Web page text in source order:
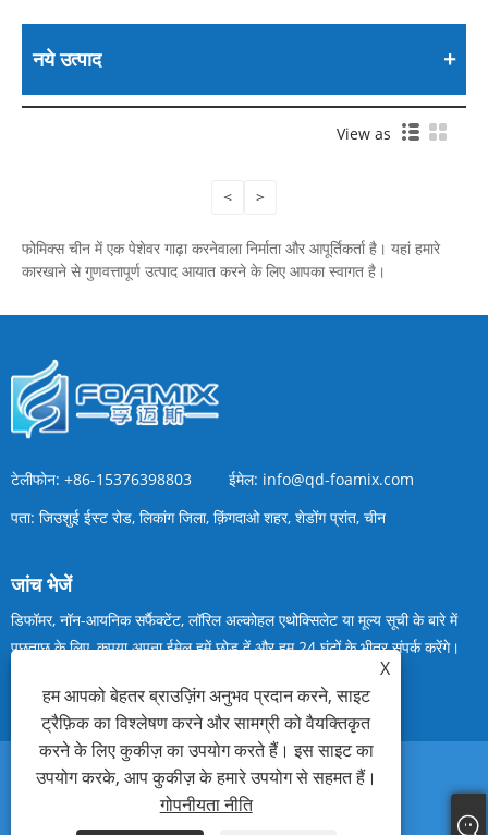
नये उत्पाद
View as
< >
फोमिक्स चीन में एक पेशेवर गाढ़ा करनेवाला निर्माता और आपूर्तिकर्ता है। यहां हमारे
कारखाने से गुणवत्तापूर्ण उत्पाद आयात करने के लिए आपका स्वागत है।
टेलीफोन: +86-15376398803 ईमेल: info@qd-foamix.com
पता: जिउशुई ईस्ट रोड, लिकांग जिला, क़िंगदाओ शहर, शेडोंग प्रांत, चीन
जांच भेजें
डिफॉमर, नॉन-आयनिक सर्फैक्टेंट, लॉरिल अल्कोहल एथोक्सिलेट या मूल्य सूची के बारे में
पूछताछ के लिए, कृपया अपना ईमेल हमें छोड़ दें और हम 24 घंटों के भीतर संपर्क करेंगे।
अब पूछताछ करें
Links Sitemap RSS
X
हम आपको बेहतर ब्राउज़िंग अनुभव प्रदान करने, साइट
ट्रैफ़िक का विश्लेषण करने और सामग्री को वैयक्तिकृत
करने के लिए कुकीज़ का उपयोग करते हैं। इस साइट का
उपयोग करके, आप कुकीज़ के हमारे उपयोग से सहमत हैं।
गोपनीयता नीति